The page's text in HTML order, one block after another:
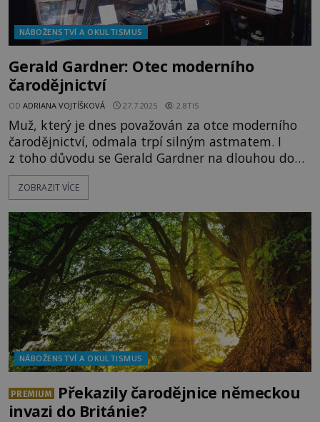
NÁBOŽENSTVÍ A OKULTISMUS
Gerald Gardner: Otec moderního
čarodějnictví
OD ADRIANA VOJTÍŠKOVÁ 27.7.2025 2.8TIS
Muž, který je dnes považován za otce moderního
čarodějnictví, odmala trpí silným astmatem. I
z toho důvodu se Gerald Gardner na dlouhou dobu
přestěhuje za čistým vzduchem do jihovýchodní
Asie, kde se začne zajímat o místní magické
jiný. Postupně dochází k vnitřní přeměně a začne
se na svět dívat jinýma očim
ZOBRAZIT VÍCE
NÁBOŽENSTVÍ A OKULTISMUS
PREMIUM
Překazily čarodějnice německou
invazi do Británie?